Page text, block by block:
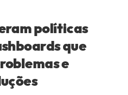
políticas
que
e